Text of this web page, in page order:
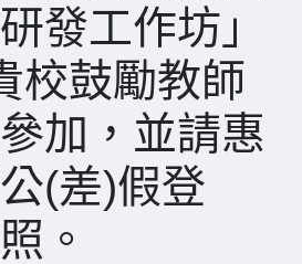
發工作坊」
校鼓勵教師
加，並請惠
(差)假登
。